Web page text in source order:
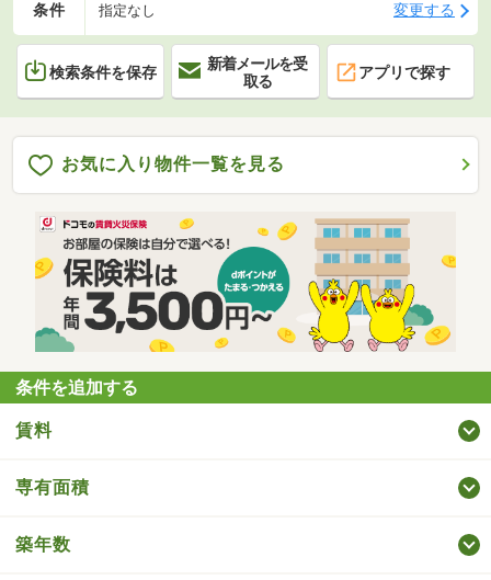
条件 指定なし 変更する
検索条件を保存
新着メールを受
取る
アプリで探す
お気に入り物件一覧を見る
条件を追加する
賃料
専有面積
築年数